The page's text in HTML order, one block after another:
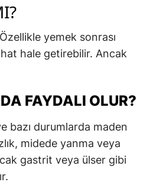
yemek sonrası
hale getirebilir. Ancak
FAYDALI OLUR?
bazı durumlarda maden
midede yanma veya
gastrit veya ülser gibi